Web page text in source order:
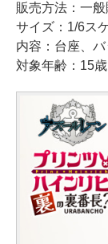
販売方法：一般
サイズ：1/6ス
内容：台座、
対象年齢：15